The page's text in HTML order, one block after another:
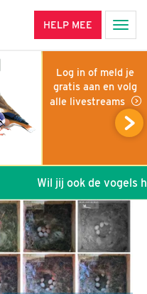
HELP MEE
Log in of meld je
gratis aan en volg
alle livestreams
Wil jij ook de vogels